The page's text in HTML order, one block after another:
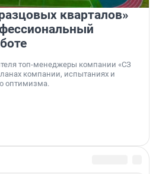
кварталов»
топ-менеджеры компании «СЗ
компании, испытаниях и
оптимизма.